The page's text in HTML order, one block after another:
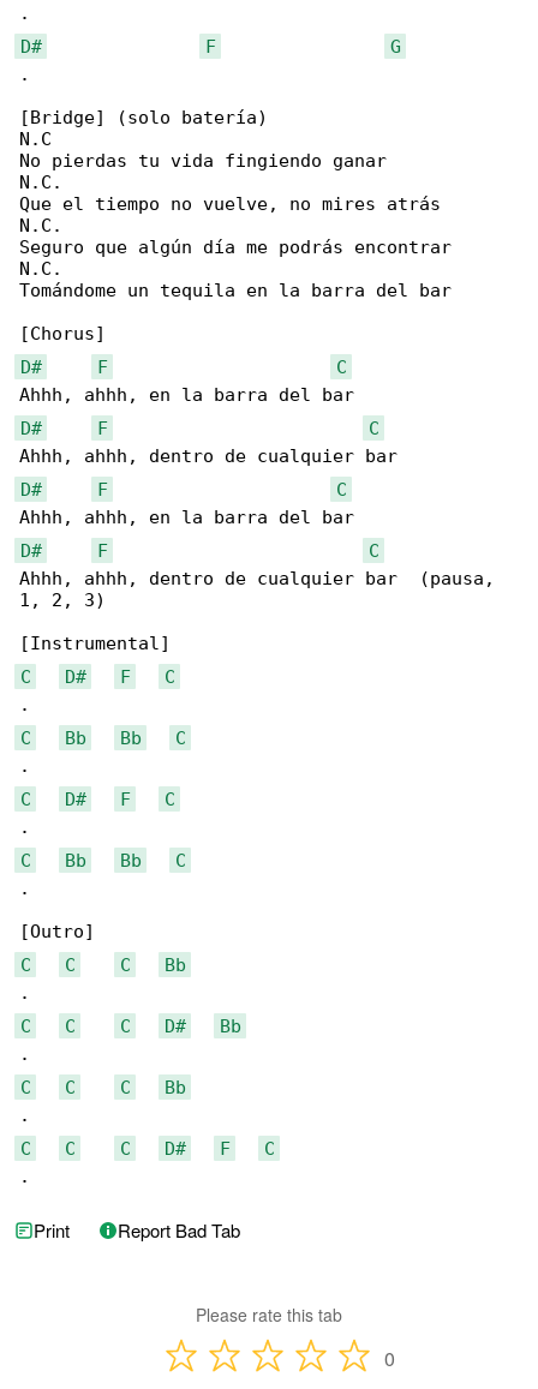
D#
F
G
.
[Bridge] (solo batería)
N.C
No pierdas tu vida fingiendo ganar
N.C.
Que el tiempo no vuelve, no mires atrás
N.C.
Seguro que algún día me podrás encontrar
N.C.
Tomándome un tequila en la barra del bar
D#
F
C
D#
F
C
D#
F
C
D#
F
C
Ahhh, ahhh, dentro de cualquier bar  (pausa,
1, 2, 3)
C
D# F
C
C
Bb Bb
C
C
D# F
C
C
Bb Bb
C
.
C
C C
Bb
C
C C D#
Bb
C
C C
Bb
C
C C D# F
C
.
Print Report Bad Tab
Please rate this tab
0